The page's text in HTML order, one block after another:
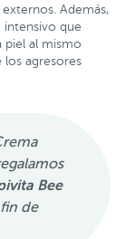
Además,
intensivo que
piel al mismo
agresores
Bee
de